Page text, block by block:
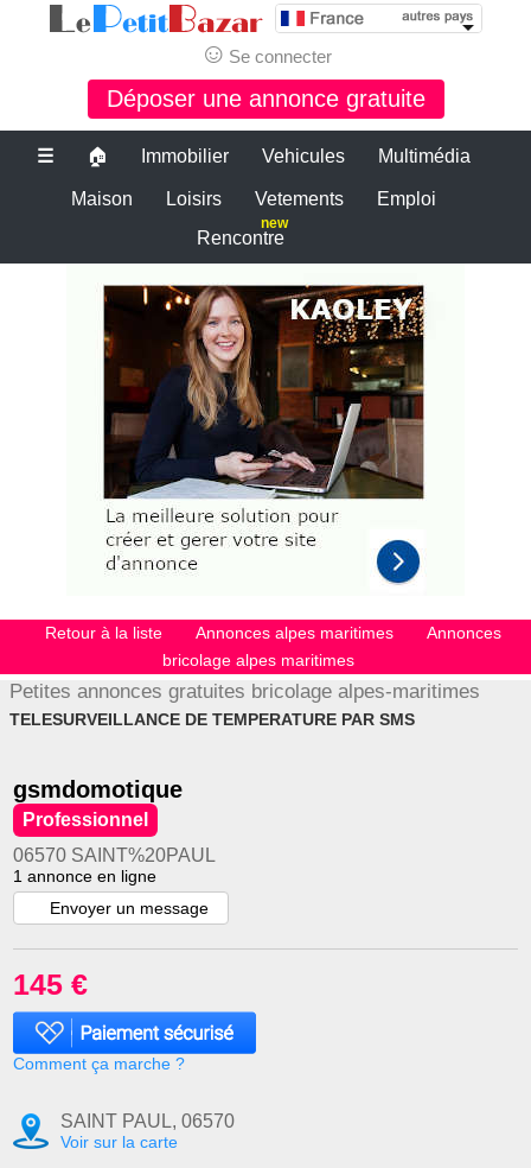
☺ Se connecter
Déposer une annonce gratuite
☰ 🏠 Immobilier Vehicules Multimédia
Maison Loisirs Vetements
Emploi
Rencontre
new
Retour à la liste Annonces alpes maritimes
Annonces
bricolage alpes maritimes
Petites annonces gratuites bricolage alpes-maritimes
TELESURVEILLANCE DE TEMPERATURE PAR SMS
gsmdomotique
Professionnel
06570 SAINT%20PAUL
1 annonce en ligne
Envoyer un message
145 €
Comment ça marche ?
SAINT PAUL, 06570
Voir sur la carte